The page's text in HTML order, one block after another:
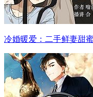
冷婚暖爱：二手鲜妻甜